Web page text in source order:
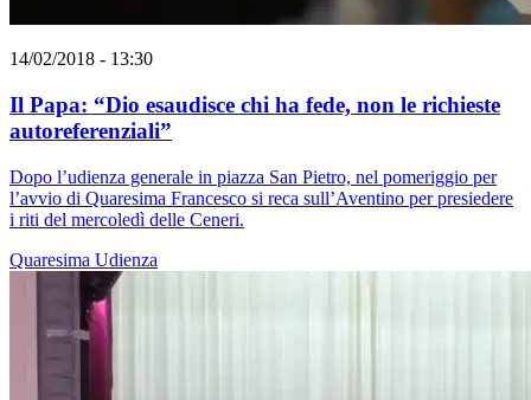
14/02/2018 - 13:30
Il Papa: “Dio esaudisce chi ha fede, non le richieste
autoreferenziali”
Dopo l’udienza generale in piazza San Pietro, nel pomeriggio per
l’avvio di Quaresima Francesco si reca sull’Aventino per presiedere
i riti del mercoledì delle Ceneri.
Quaresima Udienza